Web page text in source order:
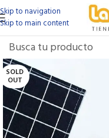
Skip to navigation
Skip to main content
SOLD
OUT